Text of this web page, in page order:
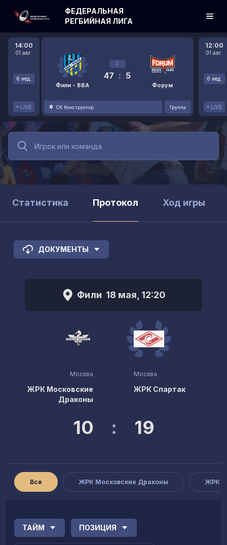
14:00
01 авг.
6 нед.
LIVE
Фили - ВВА
2
47 : 5
Форум
СК Конструктор Группа
12:00
01 авг.
6 нед.
LIVE
ФЕДЕРАЛЬНАЯ
РЕГБИЙНАЯ ЛИГА
Статистика Протокол Ход игры
ДОКУМЕНТЫ
Фили 18 мая, 12:20
Москва
ЖРК Московские
Драконы
10 : 19
Москва
ЖРК Спартак
Все ЖРК Московские Драконы ЖРК
ТАЙМ ПОЗИЦИЯ